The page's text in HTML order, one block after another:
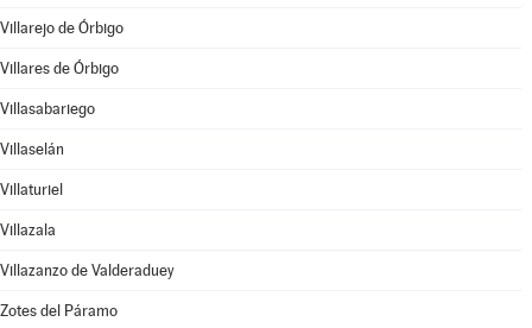
Villarejo de Órbigo
Villares de Órbigo
Villasabariego
Villaselán
Villaturiel
Villazala
Villazanzo de Valderaduey
Zotes del Páramo